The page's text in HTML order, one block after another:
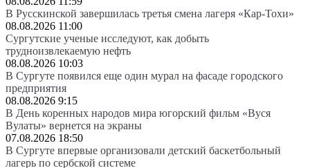
В Русскинской завершилась третья смена лагеря «Кар-Тохи»
08.08.2026 11:00
Сургутские ученые исследуют, как добыть
трудноизвлекаемую нефть
08.08.2026 10:03
В Сургуте появился еще один мурал на фасаде городского
предприятия
08.08.2026 9:15
В День коренных народов мира югорский фильм «Вуся
Вулаты» вернется на экраны
07.08.2026 18:50
В Сургуте впервые организовали детский баскетбольный
лагерь по сербской системе